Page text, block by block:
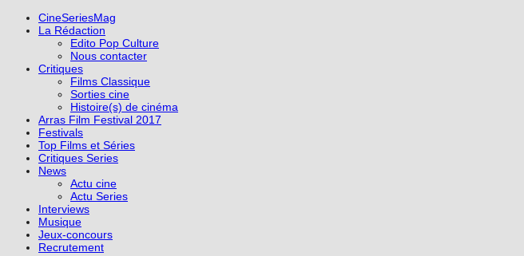
CineSeriesMag
La Rédaction
Edito Pop Culture
Nous contacter
Critiques
Films Classique
Sorties cine
Histoire(s) de cinéma
Arras Film Festival 2017
Festivals
Top Films et Séries
Critiques Series
News
Actu cine
Actu Series
Interviews
Musique
Jeux-concours
Recrutement